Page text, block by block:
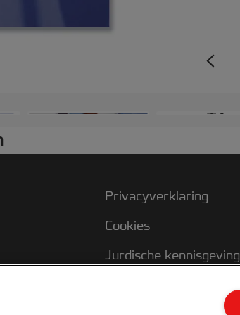
+2
Privacyverklaring
Cookies
Jurdische kennisgeving